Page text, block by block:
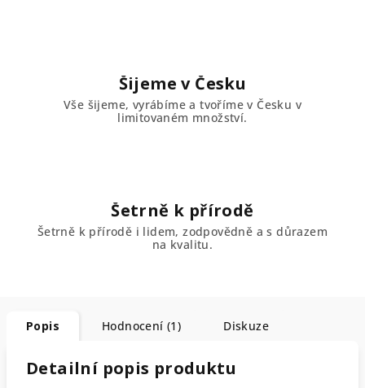
Šijeme v Česku
Vše šijeme, vyrábíme a tvoříme v Česku v
limitovaném množství.
Šetrně k přírodě
Šetrně k přírodě i lidem, zodpovědně a s důrazem
na kvalitu.
Popis Hodnocení (1) Diskuze
Detailní popis produktu